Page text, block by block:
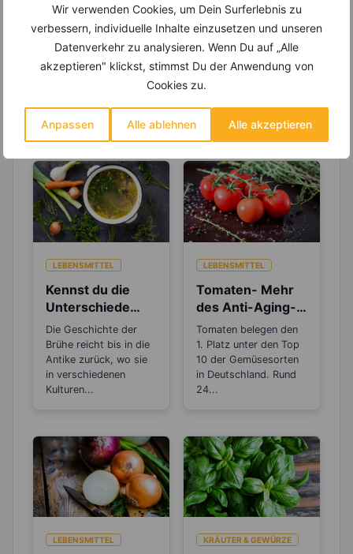
Wir verwenden Cookies, um Dein Surferlebnis zu
verbessern, individuelle Inhalte einzusetzen und unseren
Datenverkehr zu analysieren. Wenn Du auf „Alle
akzeptieren" klickst, stimmst Du der Anwendung von
Cookies zu.
Anpassen Alle ablehnen Alle akzeptieren
um Deine Ernährung optimal zu gestalten.
Erfahre mehr über die Zutaten
dieses Rezepts
LEBENSMITTEL
Kennst du die
Unterschiede
zwischen Brühe,
Fond und
Bouillon?
Die Geschichte der
Brühe reicht bis in die
Antike zurück, wo sie
in verschiedenen
Kulturen...
LEBENSMITTEL
Tomaten- Mehr
des Anti-Aging-
Stoffs Lycopin
durchs
Einkochen?
Tomaten belegen den
1. Platz unter den Top
10 der Gemüsesorten
in Deutschland. Rund
24...
LEBENSMITTEL KRÄUTER & GEWÜRZE